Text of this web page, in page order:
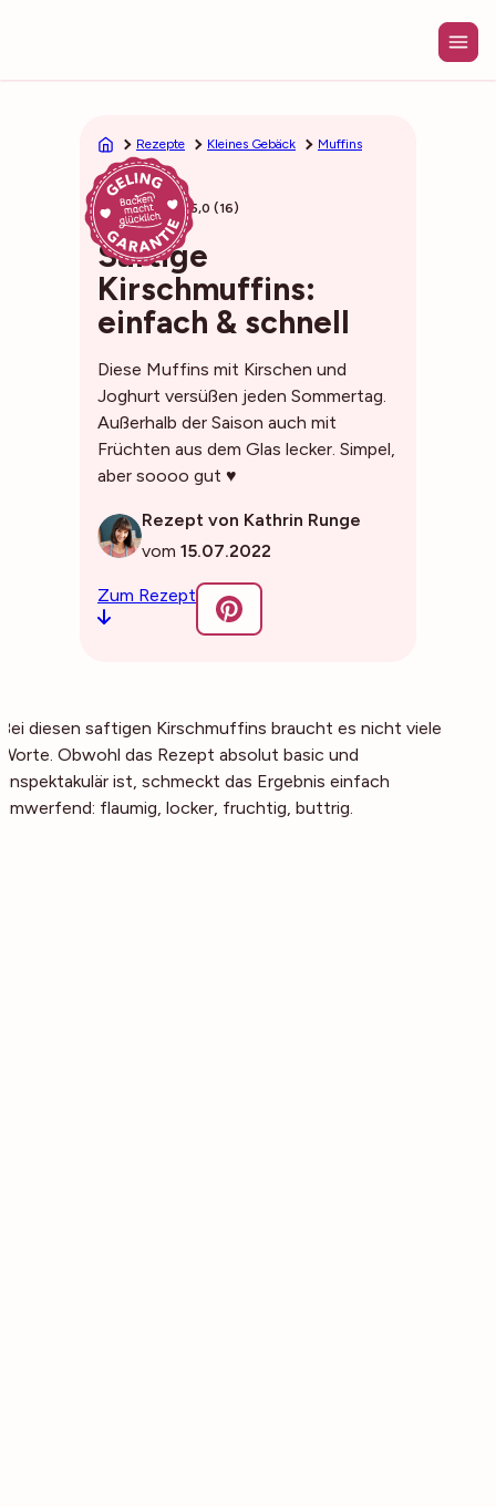
Rezepte Kleines Gebäck Muffins
35min 5,0 (16)
Saftige
Kirschmuffins:
einfach & schnell
Diese Muffins mit Kirschen und
Joghurt versüßen jeden Sommertag.
Außerhalb der Saison auch mit
Früchten aus dem Glas lecker. Simpel,
aber soooo gut ♥
Rezept von Kathrin Runge
vom 15.07.2022
Zum Rezept
Bei diesen saftigen Kirschmuffins braucht es nicht viele
Worte. Obwohl das Rezept absolut basic und
unspektakulär ist, schmeckt das Ergebnis einfach
umwerfend: flaumig, locker, fruchtig, buttrig.